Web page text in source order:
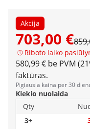
Akcija
703,00 €
Riboto laiko
580,99 € be PVM
faktūras.
Pigiausia kaina per 30
Kiekio nuolaida
Qty
3+